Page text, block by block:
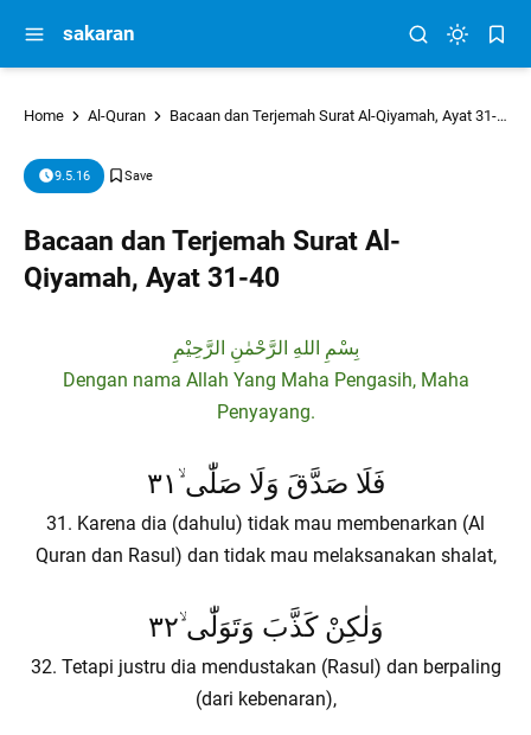
sakaran
Home Al-Quran Bacaan dan Terjemah Surat Al-Qiyamah, Ayat 31-40
9.5.16
Bacaan dan Terjemah Surat Al-
Qiyamah, Ayat 31-40
بِسْمِ اللهِ الرَّحْمٰنِ الرَّحِيْمِ
Dengan nama Allah Yang Maha Pengasih, Maha
Penyayang.
فَلَا صَدَّقَ وَلَا صَلّٰى ۙ٣١
31. Karena dia (dahulu) tidak mau membenarkan (Al
Quran dan Rasul) dan tidak mau melaksanakan shalat,
وَلٰكِنْ كَذَّبَ وَتَوَلّٰى ۙ٣٢
32. Tetapi justru dia mendustakan (Rasul) dan berpaling
(dari kebenaran),